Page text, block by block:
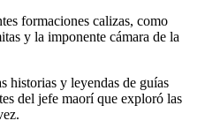
formaciones calizas, como
y la imponente cámara de la
historias y leyendas de guías
del jefe maorí que exploró las